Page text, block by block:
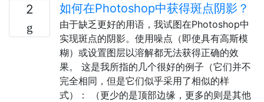
2 如何在Photoshop中获得斑点阴影？
由于缺乏更好的用语，我试图在Photoshop中
实现斑点的阴影。使用噪点（即使具有高斯模
糊）或设置图层以溶解都无法获得正确的效
果。 这是我所指的几个很好的例子（它们并不
完全相同，但是它们似乎采用了相似的样
式）： （更少的是顶部边缘，更多的则是其他